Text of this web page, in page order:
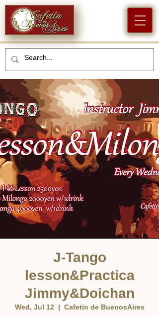
J-Tango
lesson&Practica
Jimmy&Doichan
Wed, Jul 12
  |
Cafetin de BuenosAires